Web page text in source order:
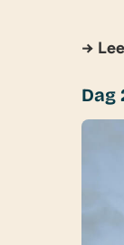
→
Dag